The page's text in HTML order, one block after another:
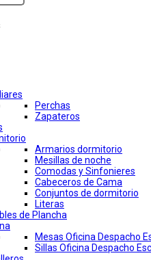
Perchas
Zapateros
Armarios dormitorio
Mesillas de noche
Comodas y Sinfonieres
Cabeceros de Cama
Conjuntos de dormitorio
Literas
de Plancha
Mesas Oficina Despacho
Sillas Oficina Despacho